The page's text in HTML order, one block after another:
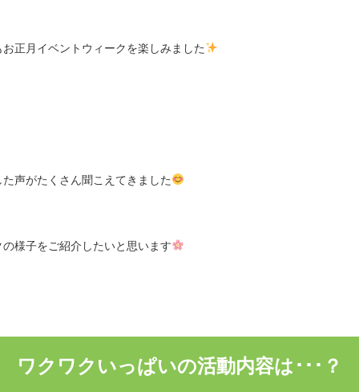
正月イベントウィークを楽しみました
声がたくさん聞こえてきました
様子をご紹介したいと思います
ワクワクいっぱいの活動内容は･･･？